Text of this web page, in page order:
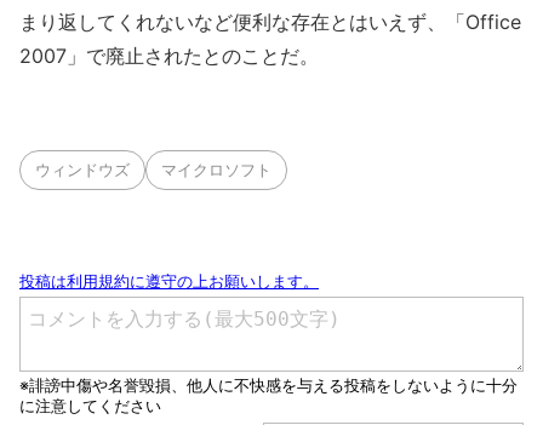
まり返してくれないなど便利な存在とはいえず、「Office
2007」で廃止されたとのことだ。
ウィンドウズ マイクロソフト